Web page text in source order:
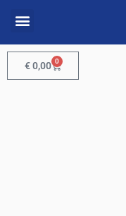
€0,00 0